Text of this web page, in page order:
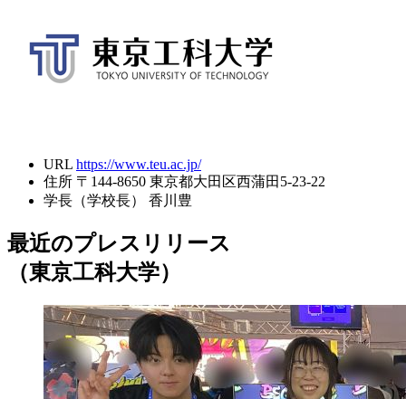
URL https://www.teu.ac.jp/
住所 〒144-8650 東京都大田区西蒲田5-23-22
学長（学校長）
香川豊
最近のプレスリリース
（東京工科大学）